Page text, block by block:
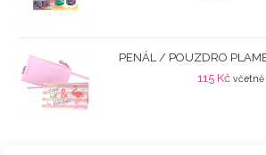
PENÁL / POUZDRO
115 Kč včetně